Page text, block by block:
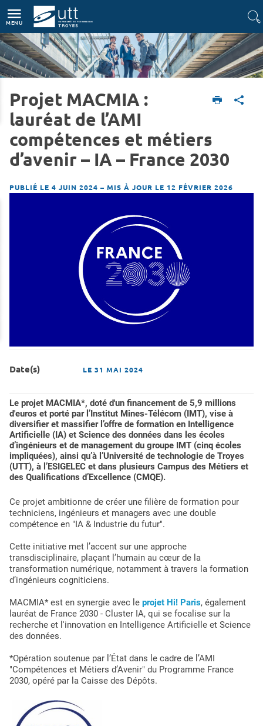
MENU
Accueil L'UTT Actualités
Projet MACMIA :
lauréat de l’AMI
compétences et métiers
d’avenir – IA – France 2030
PUBLIÉ LE 4 JUIN 2024 – MIS À JOUR LE 12 FÉVRIER 2026
Date(s) LE 31 MAI 2024
Le projet MACMIA*, doté d'un financement de 5,9 millions
d'euros et porté par l’Institut Mines-Télécom (IMT), vise à
diversifier et massifier l’offre de formation en Intelligence
Artificielle (IA) et Science des données dans les écoles
d’ingénieurs et de management du groupe IMT (cinq écoles
impliquées), ainsi qu’à l’Université de technologie de Troyes
(UTT), à l’ESIGELEC et dans plusieurs Campus des Métiers et
des Qualifications d’Excellence (CMQE).
Ce projet ambitionne de créer une filière de formation pour
techniciens, ingénieurs et managers avec une double
compétence en "IA & Industrie du futur".
Cette initiative met l’accent sur une approche
transdisciplinaire, plaçant l’humain au cœur de la
transformation numérique, notamment à travers la formation
d’ingénieurs cogniticiens.
MACMIA* est en synergie avec le projet Hi! Paris, également
lauréat de France 2030 - Cluster IA, qui se focalise sur la
recherche et l'innovation en Intelligence Artificielle et Science
des données.
*Opération soutenue par l’État dans le cadre de l’AMI
"Compétences et Métiers d’Avenir" du Programme France
2030, opéré par la Caisse des Dépôts.